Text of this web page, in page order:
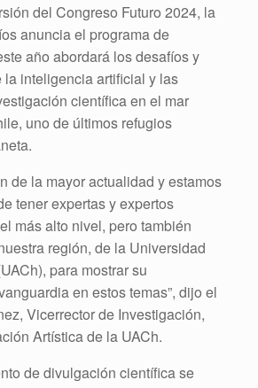
del Congreso Futuro 2024, la
anuncia el programa de
año abordará los desafíos y
la inteligencia artificial y las
científica en el mar
uno de últimos refugios
de la mayor actualidad y estamos
tener expertas y expertos
más alto nivel, pero también
región, de la Universidad
para mostrar su
en estos temas”, dijo el
Vicerrector de Investigación,
Artística de la UACh.
de divulgación científica se